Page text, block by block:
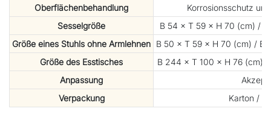
Oberflächenbehandlung
Korrosionsschutz
Sesselgröße
B 54 × T 59 × H 70 (cm) /
Größe eines Stuhls ohne Armlehnen B 50 × T 59 × H 70 (cm) / B
Größe des Esstisches
B 244 × T 100 × H 76 (cm)
Anpassung
Verpackung
Karton /